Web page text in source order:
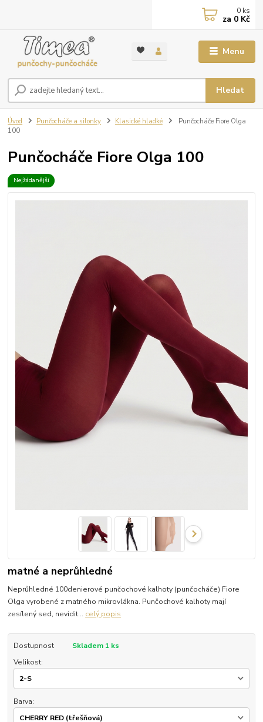
Menu
Hledat
0 ks
za 0 Kč
Úvod Punčocháče a silonky Klasické hladké
Punčocháče Fiore Olga
100
Punčocháče Fiore Olga 100
Nejžádanější
matné a neprůhledné
Neprůhledné 100denierové punčochové kalhoty (punčocháče) Fiore
Olga vyrobené z matného mikrovlákna. Punčochové kalhoty mají
zesílený sed, nevidit... celý popis
Dostupnost
Skladem 1 ks
Velikost:
Barva: